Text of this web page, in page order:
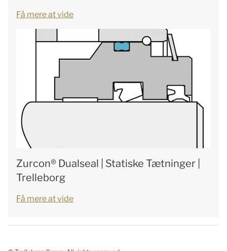
Få mere at vide
Zurcon® Dualseal | Statiske Tætninger |
Trelleborg
Få mere at vide